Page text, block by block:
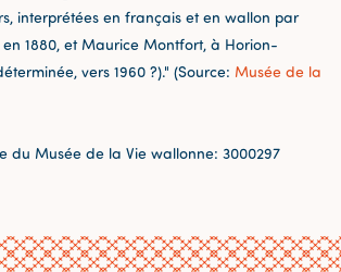
interprétées en français et en wallon par
en 1880, et Maurice Montfort, à Horion-
vers 1960 ?)." (Source: Musée de la
du Musée de la Vie wallonne: 3000297